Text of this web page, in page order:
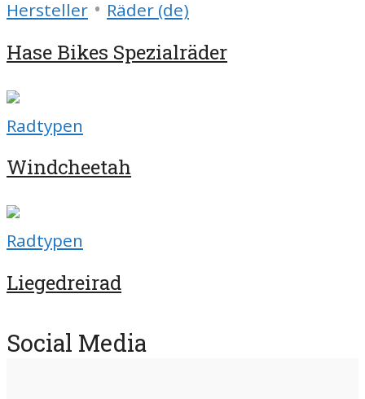
Hersteller • Räder (de)
Hase Bikes Spezialräder
Radtypen
Windcheetah
Radtypen
Liegedreirad
Social Media